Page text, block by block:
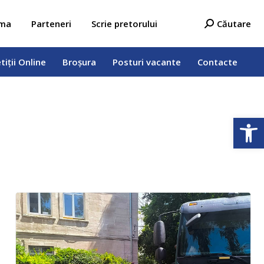
Parteneri Scrie pretorului Search:
Căutare
Online Broșura Posturi vacante Contacte
Online Broșura Posturi vacante Contacte